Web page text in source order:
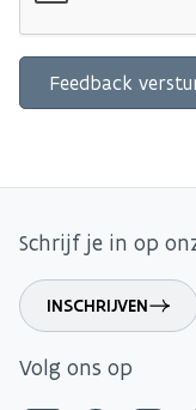
Schrijf je in op
INSCHRIJVEN
Volg ons op